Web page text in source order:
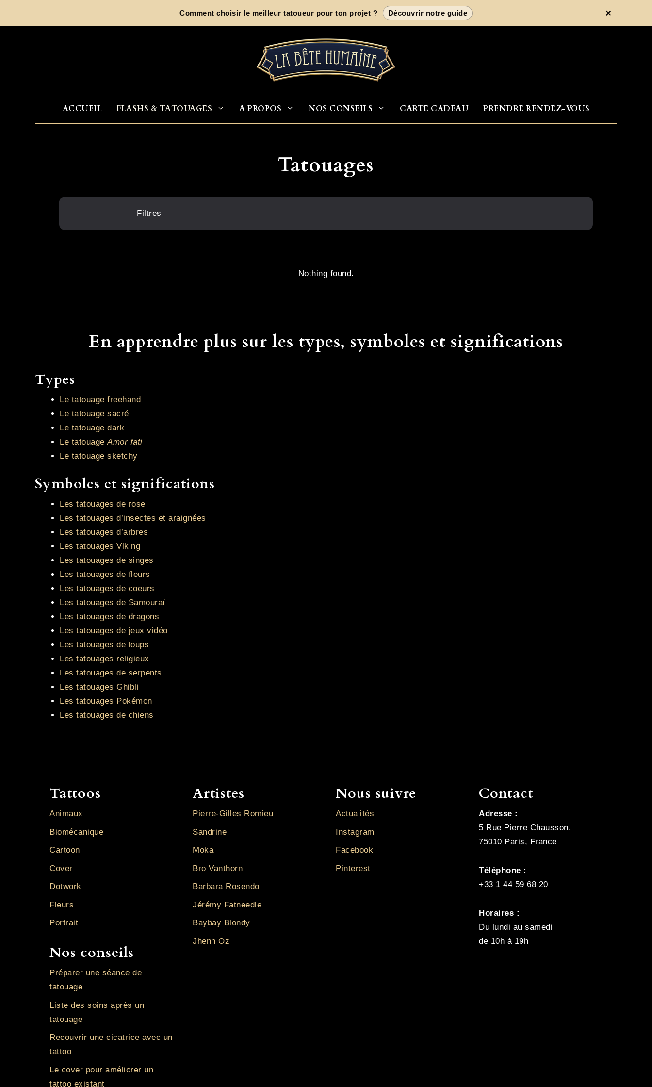
Comment choisir le meilleur tatoueur pour ton projet ? Découvrir notre guide ✕
ACCUEIL FLASHS & TATOUAGES A PROPOS NOS CONSEILS CARTE CADEAU PRENDRE RENDEZ-VOUS
Tatouages
Filtres
Nothing found.
En apprendre plus sur les types, symboles et significations
Types
Le tatouage freehand
Le tatouage sacré
Le tatouage dark
Le tatouageAmor fati
Le tatouage sketchy
Symboles et significations
Les tatouages de rose
Les tatouages d’insectes et araignées
Les tatouages d’arbres
Les tatouages Viking
Les tatouages de singes
Les tatouages de fleurs
Les tatouages de coeurs
Les tatouages de Samouraï
Les tatouages de dragons
Les tatouages de jeux vidéo
Les tatouages de loups
Les tatouages religieux
Les tatouages de serpents
Les tatouages Ghibli
Les tatouages Pokémon
Les tatouages de chiens
Tattoos
Animaux
Biomécanique
Cartoon
Cover
Dotwork
Fleurs
Portrait
Nos conseils
Préparer une séance de
tatouage
Liste des soins après un
tatouage
Recouvrir une cicatrice avec un
tattoo
Le cover pour améliorer un
tattoo existant
Artistes
Pierre-Gilles Romieu
Sandrine
Moka
Bro Vanthorn
Barbara Rosendo
Jérémy Fatneedle
Baybay Blondy
Jhenn Oz
Nous suivre
Actualités
Instagram
Facebook
Pinterest
Contact
Adresse :
5 Rue Pierre Chausson,
75010 Paris, France
Téléphone :
+33 1 44 59 68 20
Horaires :
Du lundi au samedi
de 10h à 19h